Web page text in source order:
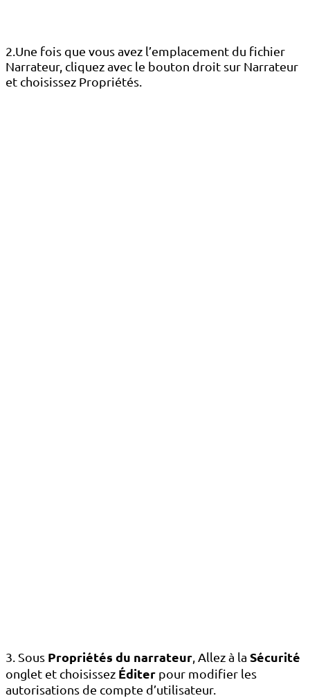
2.Une fois que vous avez l’emplacement du fichier
Narrateur, cliquez avec le bouton droit sur Narrateur
et choisissez Propriétés.
3. Sous Propriétés du narrateur, Allez à la Sécurité
onglet et choisissez Éditer pour modifier les
autorisations de compte d’utilisateur.